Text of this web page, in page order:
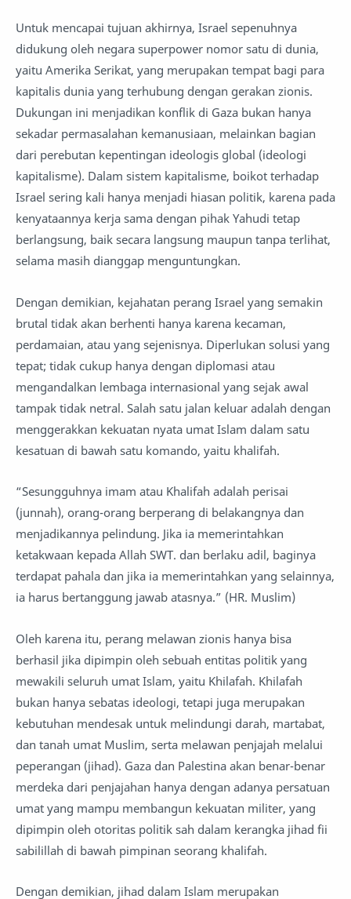
Untuk mencapai tujuan akhirnya, Israel sepenuhnya
didukung oleh negara superpower nomor satu di dunia,
yaitu Amerika Serikat, yang merupakan tempat bagi para
kapitalis dunia yang terhubung dengan gerakan zionis.
Dukungan ini menjadikan konflik di Gaza bukan hanya
sekadar permasalahan kemanusiaan, melainkan bagian
dari perebutan kepentingan ideologis global (ideologi
kapitalisme). Dalam sistem kapitalisme, boikot terhadap
Israel sering kali hanya menjadi hiasan politik, karena pada
kenyataannya kerja sama dengan pihak Yahudi tetap
berlangsung, baik secara langsung maupun tanpa terlihat,
selama masih dianggap menguntungkan.
Dengan demikian, kejahatan perang Israel yang semakin
brutal tidak akan berhenti hanya karena kecaman,
perdamaian, atau yang sejenisnya. Diperlukan solusi yang
tepat; tidak cukup hanya dengan diplomasi atau
mengandalkan lembaga internasional yang sejak awal
tampak tidak netral. Salah satu jalan keluar adalah dengan
menggerakkan kekuatan nyata umat Islam dalam satu
kesatuan di bawah satu komando, yaitu khalifah.
“Sesungguhnya imam atau Khalifah adalah perisai
(junnah), orang-orang berperang di belakangnya dan
menjadikannya pelindung. Jika ia memerintahkan
ketakwaan kepada Allah SWT. dan berlaku adil, baginya
terdapat pahala dan jika ia memerintahkan yang selainnya,
ia harus bertanggung jawab atasnya.” (HR. Muslim)
Oleh karena itu, perang melawan zionis hanya bisa
berhasil jika dipimpin oleh sebuah entitas politik yang
mewakili seluruh umat Islam, yaitu Khilafah. Khilafah
bukan hanya sebatas ideologi, tetapi juga merupakan
kebutuhan mendesak untuk melindungi darah, martabat,
dan tanah umat Muslim, serta melawan penjajah melalui
peperangan (jihad). Gaza dan Palestina akan benar-benar
merdeka dari penjajahan hanya dengan adanya persatuan
umat yang mampu membangun kekuatan militer, yang
dipimpin oleh otoritas politik sah dalam kerangka jihad fii
sabilillah di bawah pimpinan seorang khalifah.
Dengan demikian, jihad dalam Islam merupakan